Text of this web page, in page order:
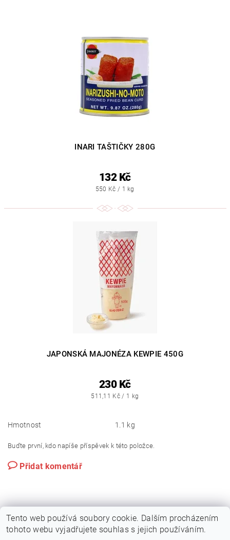
INARI TAŠTIČKY 280G
132 Kč
550 Kč / 1 kg
JAPONSKÁ MAJONÉZA KEWPIE 450G
230 Kč
511,11 Kč / 1 kg
Hmotnost 1.1 kg
Buďte první, kdo napíše příspěvek k této položce.
Přidat komentář
Tento web používá soubory cookie. Dalším procházením
tohoto webu vyjadřujete souhlas s jejich používáním.